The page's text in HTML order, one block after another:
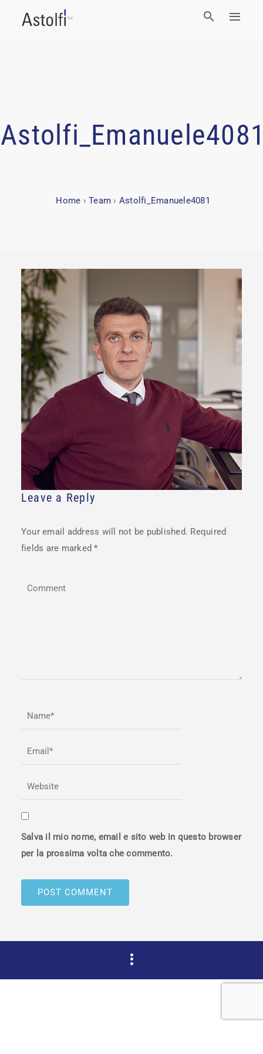
Home › Team › Astolfi_Emanuele4081
Leave a Reply
Your email address will not be published. Required
fields are marked*
Salva il mio nome, email e sito web in questo browser
per la prossima volta che commento.